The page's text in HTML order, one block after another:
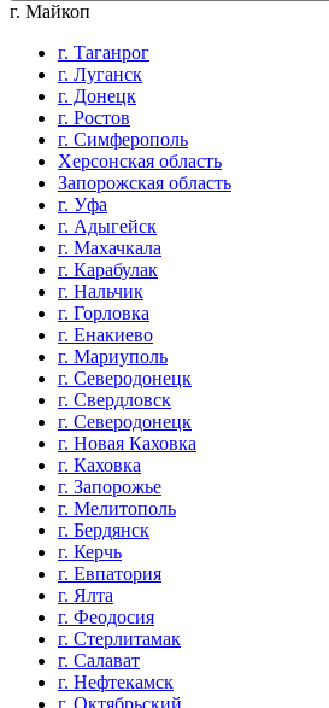
г. Майкоп
г. Таганрог
г. Луганск
г. Донецк
г. Ростов
г. Симферополь
Херсонская область
Запорожская область
г. Уфа
г. Адыгейск
г. Махачкала
г. Карабулак
г. Нальчик
г. Горловка
г. Енакиево
г. Мариуполь
г. Северодонецк
г. Свердловск
г. Северодонецк
г. Новая Каховка
г. Каховка
г. Запорожье
г. Мелитополь
г. Бердянск
г. Керчь
г. Евпатория
г. Ялта
г. Феодосия
г. Стерлитамак
г. Салават
г. Нефтекамск
г. Октябрьский